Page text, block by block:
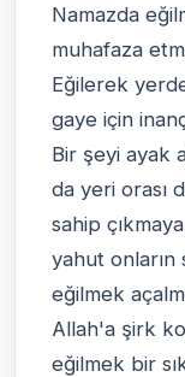
Namazda
muhafaza
Eğilerek
gaye için
Bir şeyi ayak
da yeri orası
sahip
yahut onların
eğilmek
Allah'a şirk
eğilmek bir